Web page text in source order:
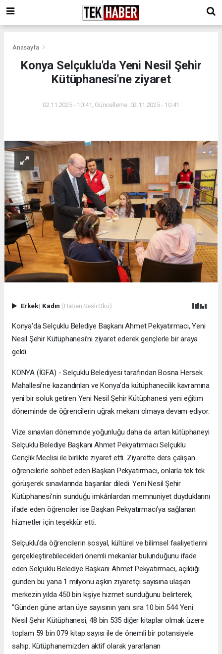
Anasayfa
Konya Selçuklu'da Yeni Nesil Şehir
Kütüphanesi'ne ziyaret
02.11.2025 - 10:41, Güncelleme: 02.11.2025 - 10:41
Erkek| Kadın (Haberi Sesli Oku)
Konya'da Selçuklu Belediye Başkanı Ahmet Pekyatırmacı, Yeni
Nesil Şehir Kütüphanesi’ni ziyaret ederek gençlerle bir araya
geldi.
KONYA (İGFA) - Selçuklu Belediyesi tarafından Bosna Hersek
Mahallesi’ne kazandırılan ve Konya’da kütüphanecilik kavramına
yeni bir soluk getiren Yeni Nesil Şehir Kütüphanesi yeni eğitim
döneminde de öğrencilerin uğrak mekanı olmaya devam ediyor.
Vize sınavları döneminde yoğunluğu daha da artan kütüphaneyi
Selçuklu Belediye Başkanı Ahmet Pekyatırmacı Selçuklu
Gençlik Meclisi ile birlikte ziyaret etti. Ziyarette ders çalışan
öğrencilerle sohbet eden Başkan Pekyatırmacı, onlarla tek tek
görüşerek sınavlarında başarılar diledi. Yeni Nesil Şehir
Kütüphanesi’nin sunduğu imkânlardan memnuniyet duyduklarını
ifade eden öğrenciler ise Başkan Pekyatırmacı’ya sağlanan
hizmetler için teşekkür etti.
Selçuklu’da öğrencilerin sosyal, kültürel ve bilimsel faaliyetlerini
gerçekleştirebilecekleri önemli mekanlar bulunduğunu ifade
eden Selçuklu Belediye Başkanı Ahmet Pekyatırmacı, açıldığı
günden bu yana 1 milyonu aşkın ziyaretçi sayısına ulaşan
merkezin yılda 450 bin kişiye hizmet sunduğunu belirterek,
"Günden güne artan üye sayısının yanı sıra 10 bin 544 Yeni
Nesil Şehir Kütüphanesi, 48 bin 535 diğer kitaplar olmak üzere
toplam 59 bin 079 kitap sayısı ile de önemli bir potansiyele
sahip. Kütüphanemizden aktif olarak yararlanan